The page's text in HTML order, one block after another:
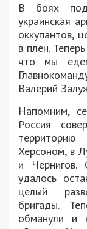
В боях под
украинская
оккупантов,
в плен.
что мы
Валерий
Напомним,
Россия
Херсоном, в
и Чернигов.
удалось
целый
бригады.
обманули и